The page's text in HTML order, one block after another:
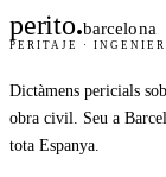
perito.barcelona
PERITAJE ·
Dictàmens pericials
obra civil. Seu a
tota Espanya.